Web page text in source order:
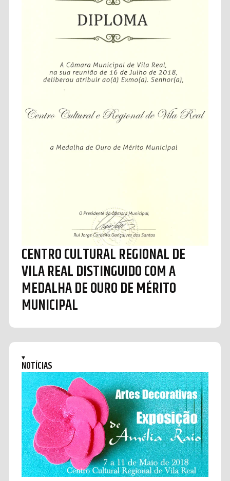
CENTRO CULTURAL REGIONAL DE
VILA REAL DISTINGUIDO COM A
MEDALHA DE OURO DE MÉRITO
MUNICIPAL
NOTÍCIAS